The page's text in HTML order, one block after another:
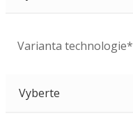
Varianta technologie*